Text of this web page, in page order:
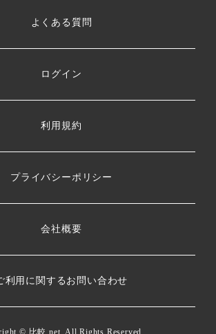
よくある質問
ログイン
利用規約
プライバシーポリシー
会社概要
利用に関するお問い合わせ
© 比較.net . All Rights Reserved.